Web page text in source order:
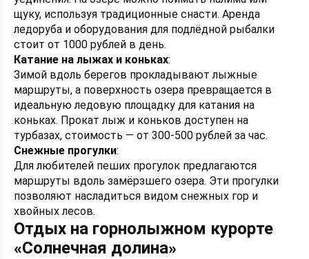
щуку, используя традиционные снасти. Аренда
ледоруба и оборудования для подлёдной рыбалки
стоит от 1000 рублей в день.
Катание на лыжах и коньках:
Зимой вдоль берегов прокладывают лыжные
маршруты, а поверхность озера превращается в
идеальную ледовую площадку для катания на
коньках. Прокат лыж и коньков доступен на
турбазах, стоимость — от 300-500 рублей за час.
Снежные прогулки:
Для любителей пеших прогулок предлагаются
маршруты вдоль замёрзшего озера. Эти прогулки
позволяют насладиться видом снежных гор и
хвойных лесов.
Отдых на горнолыжном курорте
«Солнечная долина»